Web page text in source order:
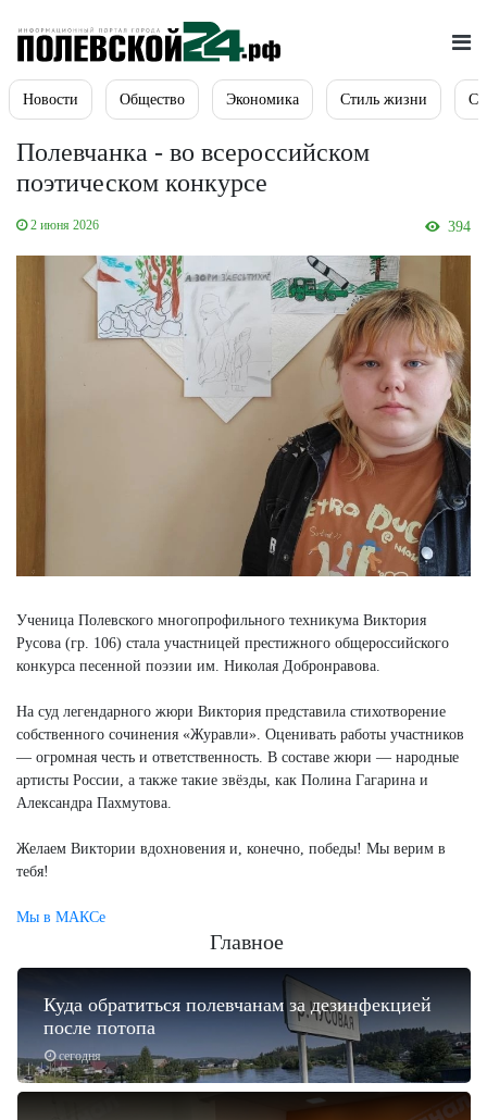
Новости Общество Экономика Стиль жизни
Полевчанка - во всероссийском
поэтическом конкурсе
2 июня 2026 394
Ученица Полевского многопрофильного техникума Виктория
Русова (гр. 106) стала участницей престижного общероссийского
конкурса песенной поэзии им. Николая Добронравова.
На суд легендарного жюри Виктория представила стихотворение
собственного сочинения «Журавли». Оценивать работы участников
— огромная честь и ответственность. В составе жюри — народные
артисты России, а также такие звёзды, как Полина Гагарина и
Александра Пахмутова.
Желаем Виктории вдохновения и, конечно, победы! Мы верим в
тебя!
Мы в МАКСе
Главное
сегодня
Куда обратиться полевчанам за дезинфекцией
после потопа